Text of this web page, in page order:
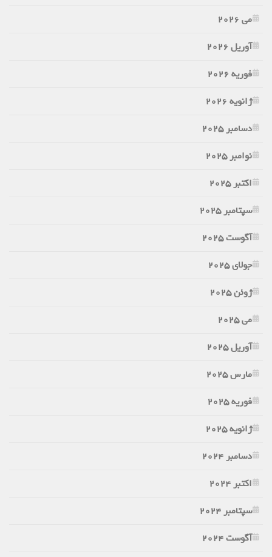
می 2026
آوریل 2026
فوریه 2026
ژانویه 2026
دسامبر 2025
نوامبر 2025
اکتبر 2025
سپتامبر 2025
آگوست 2025
جولای 2025
ژوئن 2025
می 2025
آوریل 2025
مارس 2025
فوریه 2025
ژانویه 2025
دسامبر 2024
اکتبر 2024
سپتامبر 2024
آگوست 2024